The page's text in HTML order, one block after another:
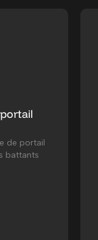
de portail
battants